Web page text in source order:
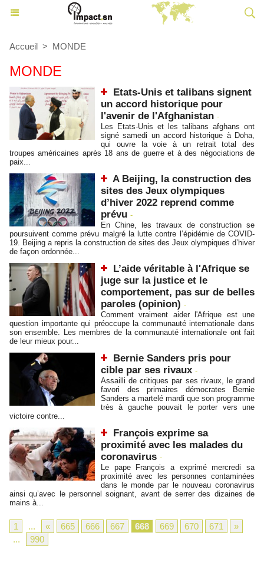
Accueil > MONDE
MONDE
Etats-Unis et talibans signent
un accord historique pour
l'avenir de l'Afghanistan -
Les Etats-Unis et les talibans afghans ont
signé samedi un accord historique à Doha,
qui ouvre la voie à un retrait total des
troupes américaines après 18 ans de guerre et à des négociations de
paix...
A Beijing, la construction des
sites des Jeux olympiques
d’hiver 2022 reprend comme
prévu -
En Chine, les travaux de construction se
poursuivent comme prévu malgré la lutte contre l’épidémie de COVID-
19. Beijing a repris la construction de sites des Jeux olympiques d’hiver
de façon ordonnée...
L’aide véritable à l'Afrique se
juge sur la justice et le
comportement, pas sur de belles
paroles (opinion) -
Comment vraiment aider l'Afrique est une
question importante qui préoccupe la communauté internationale dans
son ensemble. Les membres de la communauté internationale ont fait
de leur mieux pour...
Bernie Sanders pris pour
cible par ses rivaux -
Assailli de critiques par ses rivaux, le grand
favori des primaires démocrates Bernie
Sanders a martelé mardi que son programme
très à gauche pouvait le porter vers une
victoire contre...
François exprime sa
proximité avec les malades du
coronavirus -
Le pape François a exprimé mercredi sa
proximité avec les personnes contaminées
dans le monde par le nouveau coronavirus
ainsi qu’avec le personnel soignant, avant de serrer des dizaines de
mains à...
1 ... « 665 666 667 668 669 670 671
»
...
990